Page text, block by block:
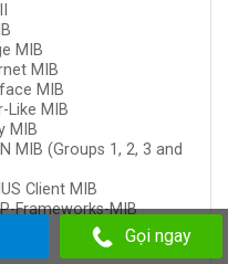
MIB
MIB
MIB
Like MIB
MIB
MIB (Groups 1, 2, 3 and
Client MIB
Frameworks-MIB
Gọi ngay